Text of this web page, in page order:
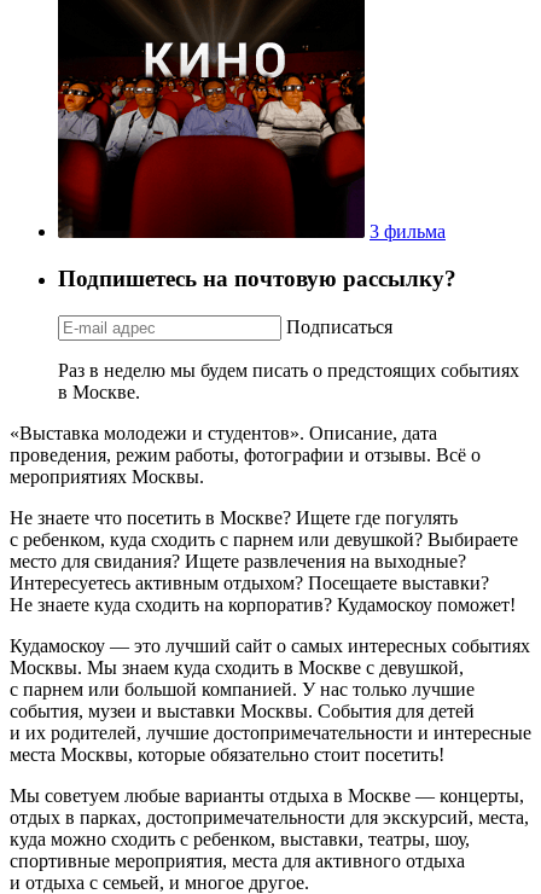
3 фильма
Подпишетесь на почтовую рассылку?
Подписаться
Раз в неделю мы будем писать о предстоящих событиях
в Москве.
«Выставка молодежи и студентов». Описание, дата
проведения, режим работы, фотографии и отзывы. Всё о
мероприятиях Москвы.
Не знаете что посетить в Москве? Ищете где погулять
с ребенком, куда сходить с парнем или девушкой? Выбираете
место для свидания? Ищете развлечения на выходные?
Интересуетесь активным отдыхом? Посещаете выставки?
Не знаете куда сходить на корпоратив? Кудамоскоу поможет!
Кудамоскоу — это лучший сайт о самых интересных событиях
Москвы. Мы знаем куда сходить в Москве с девушкой,
с парнем или большой компанией. У нас только лучшие
события, музеи и выставки Москвы. События для детей
и их родителей, лучшие достопримечательности и интересные
места Москвы, которые обязательно стоит посетить!
Мы советуем любые варианты отдыха в Москве — концерты,
отдых в парках, достопримечательности для экскурсий, места,
куда можно сходить с ребенком, выставки, театры, шоу,
спортивные мероприятия, места для активного отдыха
и отдыха с семьей, и многое другое.